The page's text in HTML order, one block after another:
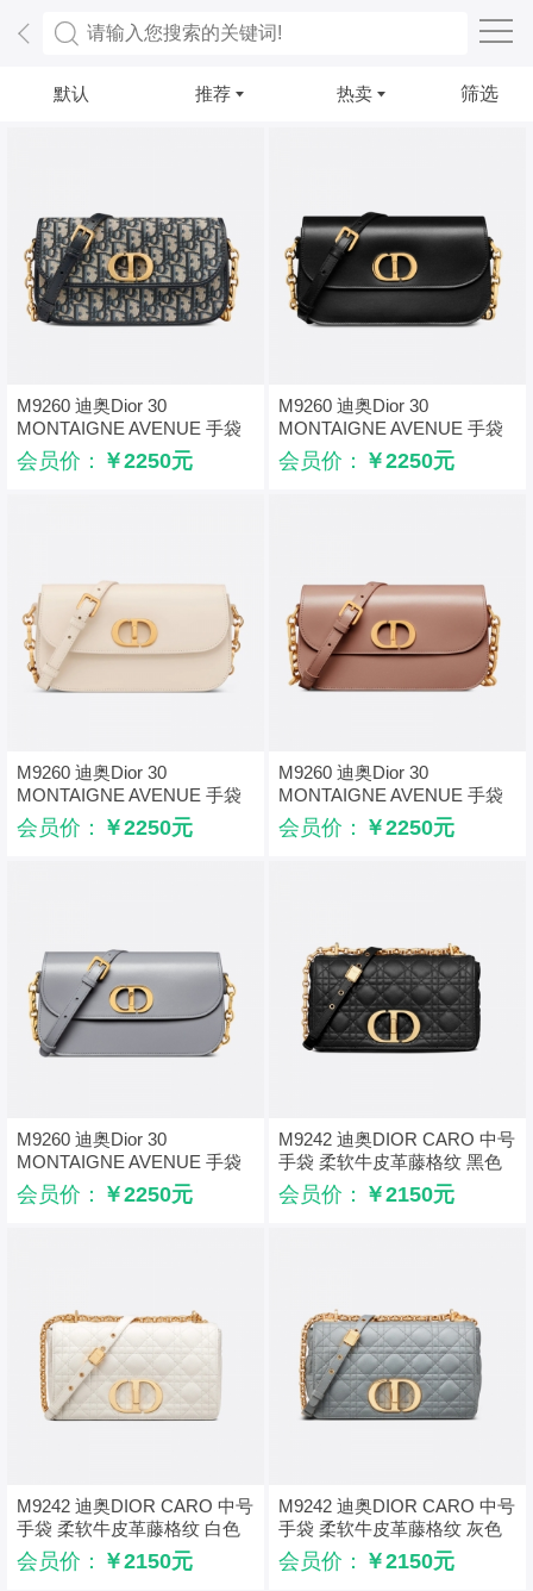
默认 推荐 热卖 筛选
M9260 迪奥Dior 30
MONTAIGNE AVENUE 手袋
Oblique 印花 蓝色
会员价： ￥2250元
M9260 迪奥Dior 30
MONTAIGNE AVENUE 手袋
光面牛皮革 黑色
会员价： ￥2250元
M9260 迪奥Dior 30
MONTAIGNE AVENUE 手袋
光面牛皮革 白色
会员价： ￥2250元
M9260 迪奥Dior 30
MONTAIGNE AVENUE 手袋
光面牛皮革 粉色
会员价： ￥2250元
M9260 迪奥Dior 30
MONTAIGNE AVENUE 手袋
光面牛皮革 灰色
会员价： ￥2250元
M9242 迪奥DIOR CARO 中号
手袋 柔软牛皮革藤格纹 黑色
会员价： ￥2150元
M9242 迪奥DIOR CARO 中号
手袋 柔软牛皮革藤格纹 白色
会员价： ￥2150元
M9242 迪奥DIOR CARO 中号
手袋 柔软牛皮革藤格纹 灰色
会员价： ￥2150元